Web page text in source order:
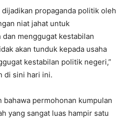
propaganda politik oleh
niat jahat untuk
menggugat kestabilan
akan tunduk kepada usaha
kestabilan politik negeri,”
di sini hari ini.
permohonan kumpulan
yang sangat luas hampir satu